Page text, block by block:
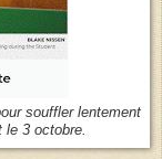
souffler lentement
le 3 octobre.